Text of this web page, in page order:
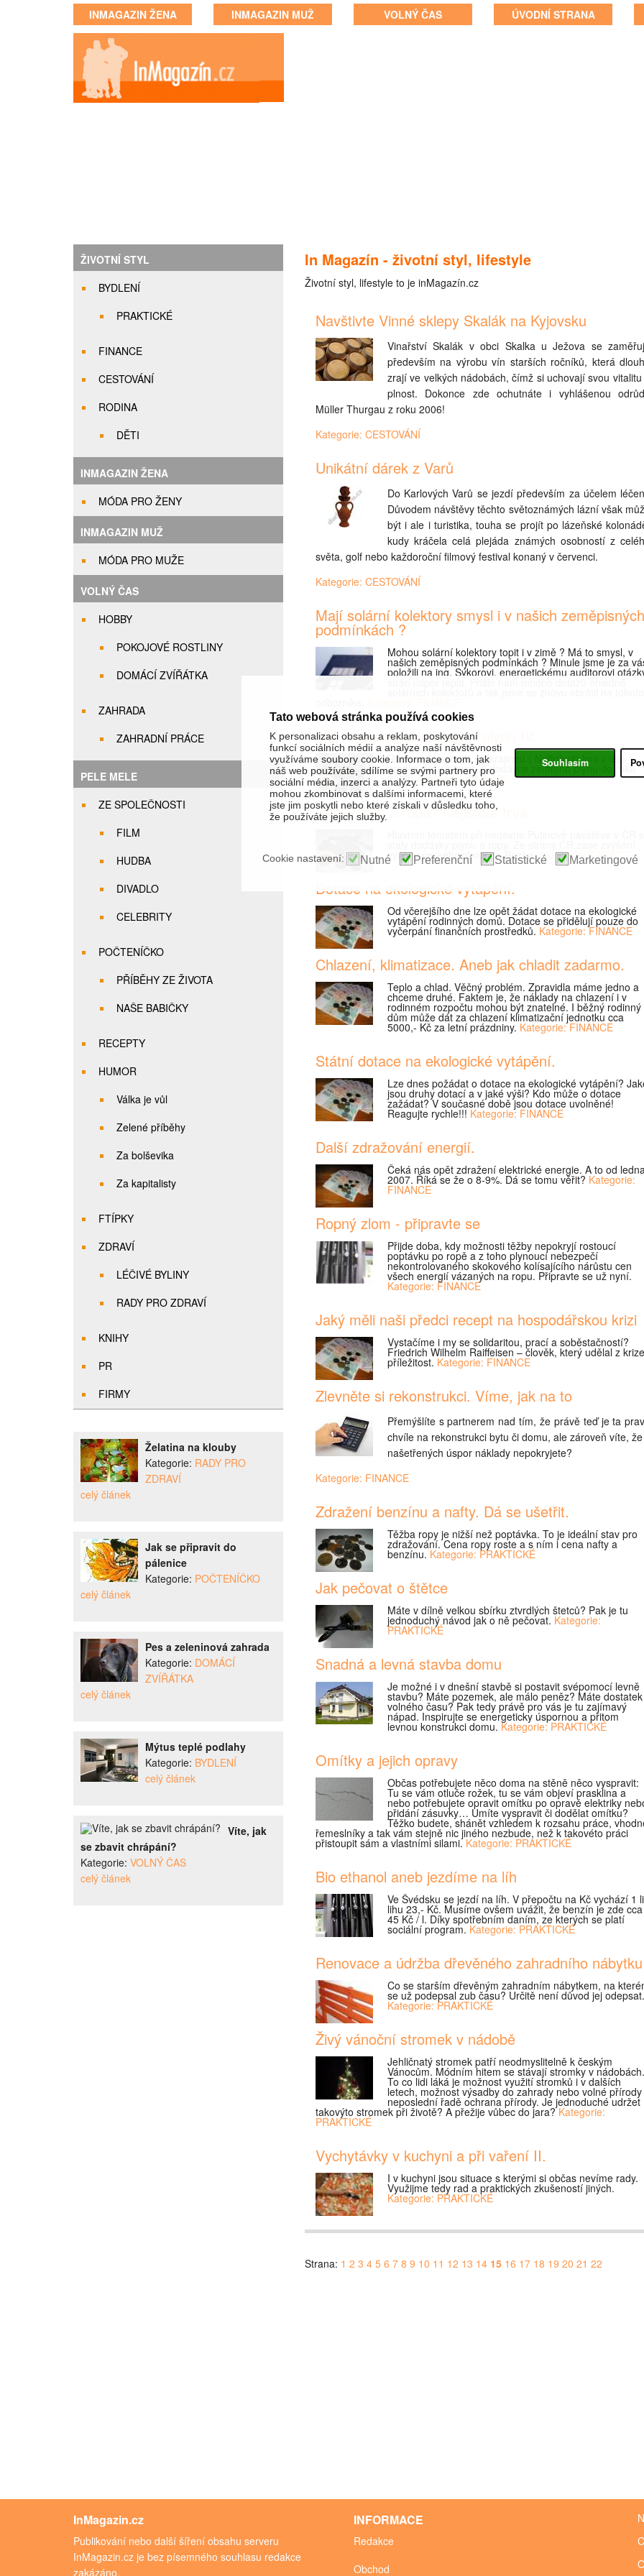
INMAGAZIN ŽENA INMAGAZIN MUŽ VOLNÝ ČAS ÚVODNÍ STRANA
ŽIVOTNÍ STYL
BYDLENÍ
PRAKTICKÉ
FINANCE
CESTOVÁNÍ
RODINA
DĚTI
INMAGAZIN ŽENA
MÓDA PRO ŽENY
INMAGAZIN MUŽ
MÓDA PRO MUŽE
VOLNÝ ČAS
HOBBY
POKOJOVÉ ROSTLINY
DOMÁCÍ ZVÍŘÁTKA
ZAHRADA
ZAHRADNÍ PRÁCE
PELE MELE
ZE SPOLEČNOSTI
FILM
HUDBA
DIVADLO
CELEBRITY
POČTENÍČKO
PŘÍBĚHY ZE ŽIVOTA
NAŠE BABIČKY
RECEPTY
HUMOR
Válka je vůl
Zelené příběhy
Za bolševika
Za kapitalisty
FTÍPKY
ZDRAVÍ
LÉČIVÉ BYLINY
RADY PRO ZDRAVÍ
KNIHY
PR
FIRMY
Želatina na klouby
Kategorie: RADY PRO
ZDRAVÍ
celý článek
Jak se připravit do
pálenice
Kategorie: POČTENÍČKO
celý článek
Pes a zeleninová zahrada
Kategorie: DOMÁCÍ
ZVÍŘÁTKA
celý článek
Mýtus teplé podlahy
Kategorie: BYDLENÍ
celý článek
Víte, jak
se zbavit chrápání?
Kategorie: VOLNÝ ČAS
celý článek
In Magazín - životní styl, lifestyle
Životní styl, lifestyle to je inMagazín.cz
Navštivte Vinné sklepy Skalák na Kyjovsku
Vinařství Skalák v obci Skalka u Ježova se
především na výrobu vín starších ročníků, která
zrají ve velkých nádobách, čímž si uchovají svou
plnost. Dokonce zde ochutnáte i vyhlášenou
Müller Thurgau z roku 2006!
Kategorie: CESTOVÁNÍ
Unikátní dárek z Varů
Do Karlových Varů se jezdí především za účelem
Důvodem návštěvy těchto světoznámých lázní však
být i ale i turistika, touha se projít po lázeňské
kudy kráčela celá plejáda známých osobností z
světa, golf nebo každoroční filmový festival konaný v červenci.
Kategorie: CESTOVÁNÍ
Mají solární kolektory smysl i v našich zeměpisných
podmínkách ?
Mohou solární kolektory topit i v zimě ? Má to smysl, v
našich zeměpisných podmínkách ? Minule jsme je za
položili na ing. Sýkorovi, energetickému auditorovi
Jak reagovat na zdražení plynu IV.
Rusko ( Gazprom) s Ukrajinou ( Naftohaz) loni v létě
prodloužilo smlouvu o dodávce zemního plynu do roku
2009.Kategorie: FINANCE
Ruský plyn a ropa? Nejistota trvá
vývozu českého zboží do Ruska.Kategorie: FINANCE
Dotace na ekologické vytápění.
Od včerejšího dne lze opět žádat dotace na ekologické
vytápění rodinných domů. Dotace se přidělují pouze do
vyčerpání finančních prostředků. Kategorie: FINANCE
Chlazení, klimatizace. Aneb jak chladit zadarmo.
Teplo a chlad. Věčný problém. Zpravidla máme jedno a
chceme druhé. Faktem je, že náklady na chlazení i v
rodinném rozpočtu mohou být znatelné. I běžný rodinný
dům může dát za chlazení klimatizační jednotku cca
5000,- Kč za letní prázdniny. Kategorie: FINANCE
Státní dotace na ekologické vytápění.
Lze dnes požádat o dotace na ekologické vytápění?
jsou druhy dotací a v jaké výši? Kdo může o dotace
zažádat? V současné době jsou dotace uvolněné!
Reagujte rychle!!! Kategorie: FINANCE
Další zdražování energií.
Čeká nás opět zdražení elektrické energie. A to od
2007. Říká se že o 8-9%. Dá se tomu věřit? Kategorie:
FINANCE
Ropný zlom - připravte se
Přijde doba, kdy možnosti těžby nepokryjí rostoucí
poptávku po ropě a z toho plynoucí nebezpečí
nekontrolovaného skokového kolísajícího nárůstu cen
všech energií vázaných na ropu. Připravte se už nyní.
Kategorie: FINANCE
Jaký měli naši předci recept na hospodářskou krizi
Vystačíme i my se solidaritou, prací a soběstačností?
Friedrich Wilhelm Raiffeisen – člověk, který udělal z krize
příležitost. Kategorie: FINANCE
Zlevněte si rekonstrukci. Víme, jak na to
Přemýšlíte s partnerem nad tím, že právě teď je ta
chvíle na rekonstrukci bytu či domu, ale zároveň víte,
našetřených úspor náklady nepokryjete?
Kategorie: FINANCE
Zdražení benzínu a nafty. Dá se ušetřit.
Těžba ropy je nižší než poptávka. To je ideální stav pro
zdražování. Cena ropy roste a s ním i cena nafty a
benzínu. Kategorie: PRAKTICKÉ
Jak pečovat o štětce
Máte v dílně velkou sbírku ztvrdlých štetců? Pak je tu
jednoduchý návod jak o ně pečovat. Kategorie:
PRAKTICKÉ
Snadná a levná stavba domu
Je možné i v dnešní stavbě si postavit svépomocí levně
stavbu? Máte pozemek, ale málo peněz? Máte dostatek
volného času? Pak tedy právě pro vás je tu zajímavý
nápad. Inspirujte se energeticky úspornou a přitom
levnou konstrukci domu. Kategorie: PRAKTICKÉ
Omítky a jejich opravy
Občas potřebujete něco doma na stěně něco vyspravit:
Tu se vám otluče rožek, tu se vám objeví prasklina a
nebo potřebujete opravit omítku po opravě elektriky
přidání zásuvky… Umíte vyspravit či dodělat omítku?
Těžko budete, shánět vzhledem k rozsahu práce,
řemeslníky a tak vám stejně nic jiného nezbude, než k takovéto práci
přistoupit sám a vlastními silami. Kategorie: PRAKTICKÉ
Bio ethanol aneb jezdíme na líh
Ve Švédsku se jezdí na líh. V přepočtu na Kč vychází 1
lihu 23,- Kč. Musíme ovšem uvážit, že benzín je zde cca
45 Kč / l. Díky spotřebním daním, ze kterých se platí
sociální program. Kategorie: PRAKTICKÉ
Renovace a údržba dřevěného zahradního nábytku
Co se starším dřevěným zahradním nábytkem, na
se už podepsal zub času? Určitě není důvod jej odepsat.
Kategorie: PRAKTICKÉ
Živý vánoční stromek v nádobě
Jehličnatý stromek patří neodmyslitelně k českým
Vánocům. Módním hitem se stávají stromky v nádobách.
To co lidi láká je možnost využití stromků i v dalších
letech, možnost výsadby do zahrady nebo volné
neposlední řadě ochrana přírody. Je jednoduché udržet
takovýto stromek při životě? A přežije vůbec do jara?Kategorie:
PRAKTICKÉ
Vychytávky v kuchyni a při vaření II.
I v kuchyni jsou situace s kterými si občas nevíme rady.
Využijme tedy rad a praktických zkušeností jiných.
Kategorie: PRAKTICKÉ
Strana: 1 2 3 4 5 6 7 8 9 10 11 12 13 14 15 16 17 18 19 20 21 22
InMagazin.cz
Publikování nebo další šíření obsahu serveru
InMagazin.cz je bez písemného souhlasu redakce
zakázáno.
INFORMACE
Redakce
Obchod
Tato webová stránka používá cookies
K personalizaci obsahu a reklam, poskytování
funkcí sociálních médií a analýze naší návštěvnosti
využíváme soubory cookie. Informace o tom, jak
náš web používáte, sdílíme se svými partnery pro
sociální média, inzerci a analýzy. Partneři tyto údaje
mohou zkombinovat s dalšími informacemi, které
jste jim poskytli nebo které získali v důsledku toho,
že používáte jejich služby.
Souhlasím
Cookie nastavení: Nutné Preferenční Statistické Marketingové